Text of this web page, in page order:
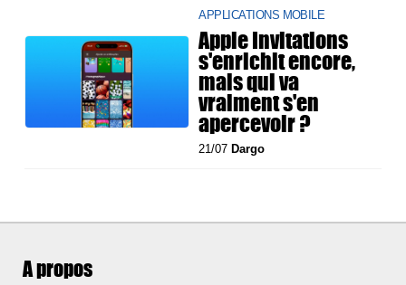
APPLICATIONS MOBILE
Apple Invitations
s'enrichit encore,
mais qui va
vraiment s'en
apercevoir ?
21/07 Dargo
A propos